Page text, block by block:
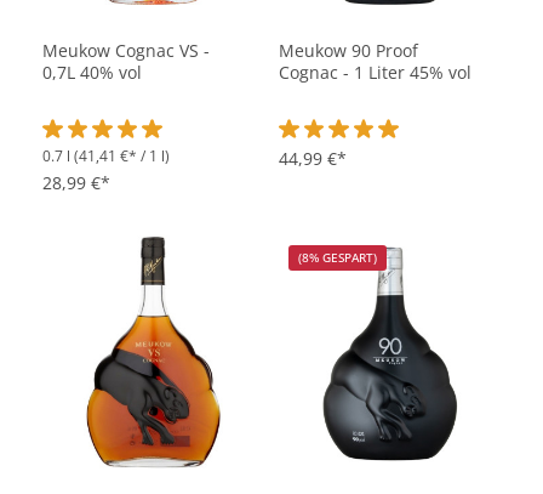
Meukow Cognac VS -
0,7L 40% vol
Durchschnittliche Bewertung von 5 von 5 Sternen
0.7 l (41,41 €* / 1 l)
28,99 €*
Meukow 90 Proof
Cognac - 1 Liter 45% vol
Durchschnittliche Bewertung
44,99 €*
(8% GESPART)